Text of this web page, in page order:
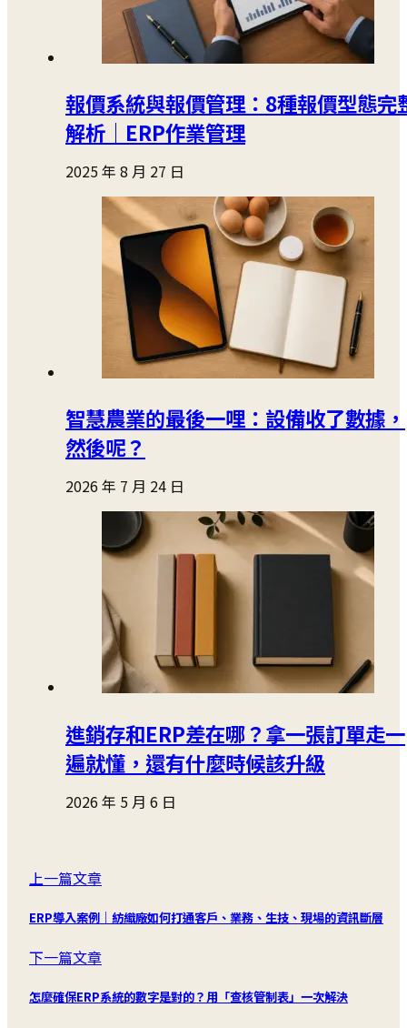
報價系統與報價管理：8種報價型態完
解析｜ERP作業管理
2025 年 8 月 27 日
智慧農業的最後一哩：設備收了數據，
然後呢？
2026 年 7 月 24 日
進銷存和ERP差在哪？拿一張訂單走一
遍就懂，還有什麼時候該升級
2026 年 5 月 6 日
上一篇文章
ERP導入案例｜紡織廠如何打通客戶、業務、生技、現場的資訊斷層
下一篇文章
怎麼確保ERP系統的數字是對的？用「查核管制表」一次解決